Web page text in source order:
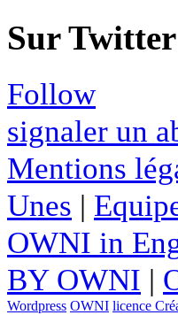
Sur Twitter
Follow
signaler un
Mentions
Unes |
OWNI in
BY OWNI |
Wordpress OWNI licence